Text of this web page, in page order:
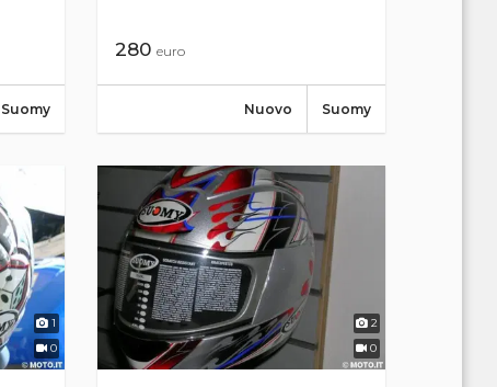
Suomy
280euro
Suomy
Nuovo
1
0
2
0